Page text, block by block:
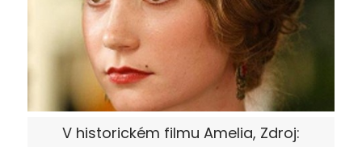
V historickém filmu Amelia, Zdroj: